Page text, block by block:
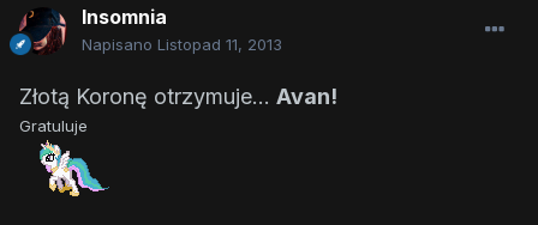
Insomnia
Napisano Listopad 11, 2013
Złotą Koronę otrzymuje... Avan!
Gratuluje